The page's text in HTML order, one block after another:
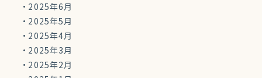
2025年6月
2025年5月
2025年4月
2025年3月
2025年2月